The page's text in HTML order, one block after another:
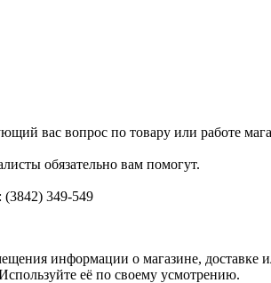
вас вопрос по товару или работе
обязательно вам помогут.
(3842) 349-549
информации о магазине,
её по своему усмотрению.